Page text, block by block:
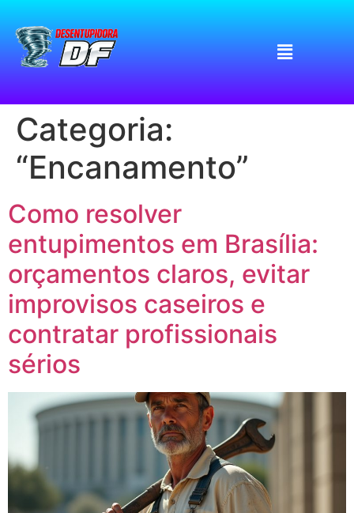
Categoria:
“Encanamento”
Como resolver
entupimentos em Brasília:
orçamentos claros, evitar
improvisos caseiros e
contratar profissionais
sérios